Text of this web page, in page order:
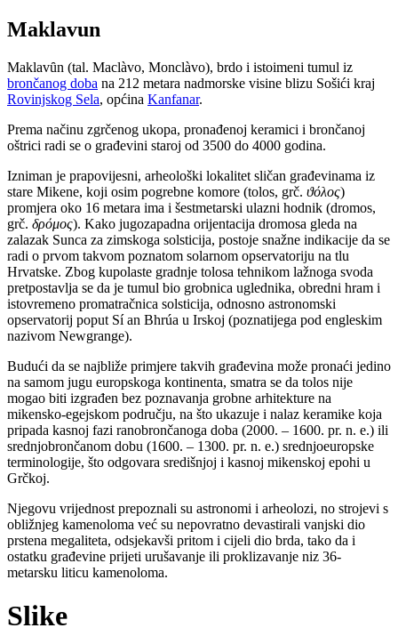
Maklavun
Maklavȗn (tal. Maclàvo, Monclàvo), brdo i istoimeni tumul iz
brončanog doba na 212 metara nadmorske visine blizu Sošići kraj
Rovinjskog Sela, općina Kanfanar.
Prema načinu zgrčenog ukopa, pronađenoj keramici i brončanoj
oštrici radi se o građevini staroj od 3500 do 4000 godina.
Izniman je prapovijesni, arheološki lokalitet sličan građevinama iz
stare Mikene, koji osim pogrebne komore (tolos, grč. ϑόλος)
promjera oko 16 metara ima i šestmetarski ulazni hodnik (dromos,
grč. δρόμος). Kako jugozapadna orijentacija dromosa gleda na
zalazak Sunca za zimskoga solsticija, postoje snažne indikacije da se
radi o prvom takvom poznatom solarnom opservatoriju na tlu
Hrvatske. Zbog kupolaste gradnje tolosa tehnikom lažnoga svoda
pretpostavlja se da je tumul bio grobnica uglednika, obredni hram i
istovremeno promatračnica solsticija, odnosno astronomski
opservatorij poput Sí an Bhrúa u Irskoj (poznatijega pod engleskim
nazivom Newgrange).
Budući da se najbliže primjere takvih građevina može pronaći jedino
na samom jugu europskoga kontinenta, smatra se da tolos nije
mogao biti izgrađen bez poznavanja grobne arhitekture na
mikensko-egejskom području, na što ukazuje i nalaz keramike koja
pripada kasnoj fazi ranobrončanoga doba (2000. – 1600. pr. n. e.) ili
srednjobrončanom dobu (1600. – 1300. pr. n. e.) srednjoeuropske
terminologije, što odgovara središnjoj i kasnoj mikenskoj epohi u
Grčkoj.
Njegovu vrijednost prepoznali su astronomi i arheolozi, no strojevi s
obližnjeg kamenoloma već su nepovratno devastirali vanjski dio
prstena megaliteta, odsjekavši pritom i cijeli dio brda, tako da i
ostatku građevine prijeti urušavanje ili proklizavanje niz 36-
metarsku liticu kamenoloma.
Slike